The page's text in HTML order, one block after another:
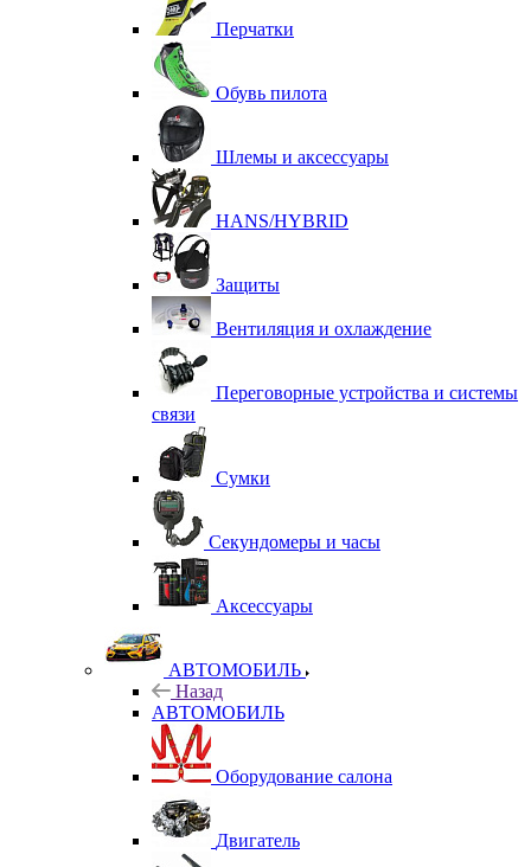
Перчатки
Обувь пилота
Шлемы и аксессуары
HANS/HYBRID
Защиты
Вентиляция и охлаждение
Переговорные устройства и системы
связи
Сумки
Секундомеры и часы
Аксессуары
АВТОМОБИЛЬ
Назад
АВТОМОБИЛЬ
Оборудование салона
Двигатель